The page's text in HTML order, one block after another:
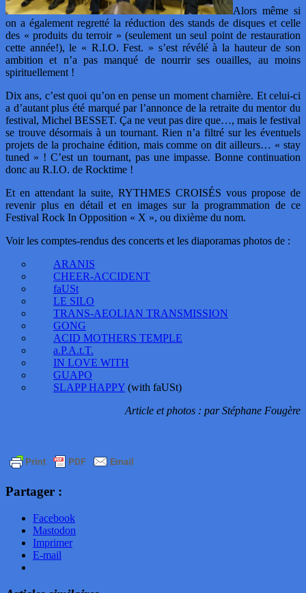
Alors même si
on a également regretté la réduction des stands de disques et celle
des « produits du terroir » (seulement un seul point de restauration
cette année!), le « R.I.O. Fest. » s’est révélé à la hauteur de son
ambition et n’a pas manqué de nourrir ses ouailles, au moins
spirituellement !
Dix ans, c’est quoi qu’on en pense un moment charnière. Et celui-ci
a d’autant plus été marqué par l’annonce de la retraite du mentor du
festival, Michel BESSET. Ça ne veut pas dire que…, mais le festival
se trouve désormais à un tournant. Rien n’a filtré sur les éventuels
projets de la prochaine édition, mais comme on dit ailleurs… « stay
tuned » ! C’est un tournant, pas une impasse. Bonne continuation
donc au R.I.O. de Rocktime !
Et en attendant la suite, RYTHMES CROISÉS vous propose de
revenir plus en détail et en images sur la programmation de ce
Festival Rock In Opposition « X », ou dixième du nom.
Voir les comptes-rendus des concerts et les diaporamas photos de :
ARANIS
CHEER-ACCIDENT
faUSt
LE SILO
TRANS-AEOLIAN TRANSMISSION
GONG
ACID MOTHERS TEMPLE
a.P.A.t.T.
IN LOVE WITH
GUAPO
SLAPP HAPPY (with faUSt)
Article et photos : par Stéphane Fougère
Partager :
Facebook
Mastodon
Imprimer
E-mail